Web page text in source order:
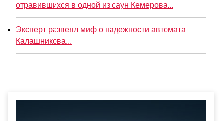
отравившихся в одной из саун Кемерова...
Эксперт развеял миф о надежности автомата
Калашникова...